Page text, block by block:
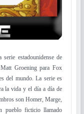
estadounidense de
Groening para Fox
del mundo. La serie es
la vida y el día a día de
son Homer, Marge,
pueblo ficticio llamado